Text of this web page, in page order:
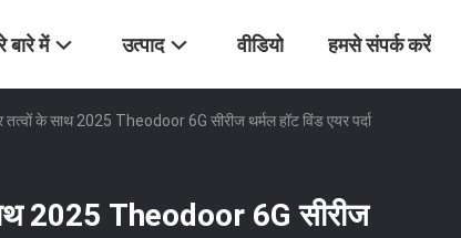
बारे में उत्पाद वीडियो हमसे संपर्क करें
तत्वों के साथ 2025 Theodoor 6G सीरीज थर्मल हॉट विंड एयर पर्दा
2025 Theodoor 6G सीरीज